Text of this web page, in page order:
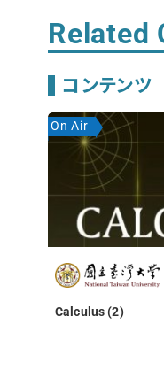
Related
コンテンツ
Calculus (2)
On Air